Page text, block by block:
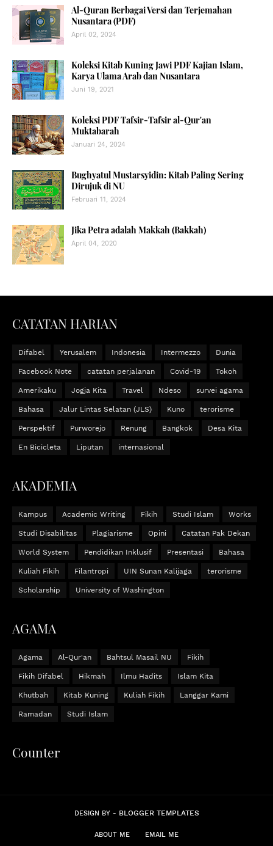
Al-Quran Berbagai Versi dan Terjemahan
Nusantara (PDF)
April 02, 2024
Koleksi Kitab Kuning Jawi PDF Kajian Islam,
Karya Ulama Arab dan Nusantara
Juni 19, 2021
Koleksi PDF Tafsir-Tafsir al-Qur'an
Muktabarah
Januari 24, 2024
Bughyatul Mustarsyidin: Kitab Paling Sering
Dirujuk di NU
Februari 11, 2024
Jika Petra adalah Makkah (Bakkah)
April 04, 2020
CATATAN HARIAN
Difabel Yerusalem Indonesia Intermezzo Dunia
Facebook Note catatan perjalanan Covid-19 Tokoh
Amerikaku Jogja Kita Travel Ndeso survei agama
Bahasa Jalur Lintas Selatan (JLS) Kuno terorisme
Perspektif Purworejo Renung Bangkok Desa Kita
En Bicicleta Liputan internasional
AKADEMIA
Kampus Academic Writing Fikih Studi Islam Works
Studi Disabilitas Plagiarisme Opini Catatan Pak Dekan
World System Pendidikan Inklusif Presentasi Bahasa
Kuliah Fikih Filantropi UIN Sunan Kalijaga terorisme
Scholarship University of Washington
AGAMA
Agama Al-Qur'an Bahtsul Masail NU Fikih
Fikih Difabel Hikmah Ilmu Hadits Islam Kita
Khutbah Kitab Kuning Kuliah Fikih Langgar Kami
Ramadan Studi Islam
Counter
DESIGN BY - BLOGGER TEMPLATES
ABOUT ME EMAIL ME